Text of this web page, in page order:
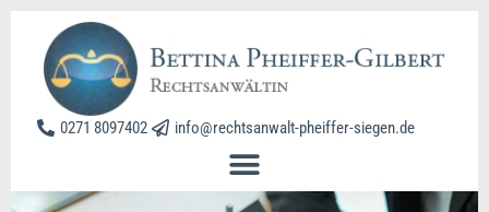
0271 8097402 info@rechtsanwalt-pheiffer-siegen.de